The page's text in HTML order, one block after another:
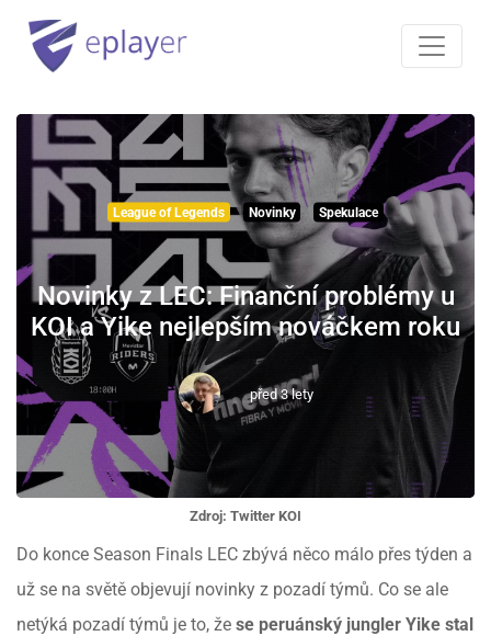
League of Legends Novinky Spekulace
Novinky z LEC: Finanční problémy u
KOI a Yike nejlepším nováčkem roku
před 3 lety
Zdroj: Twitter KOI
Do konce Season Finals LEC zbývá něco málo přes týden a
už se na světě objevují novinky z pozadí týmů. Co se ale
netýká pozadí týmů je to, že se peruánský jungler Yike stal